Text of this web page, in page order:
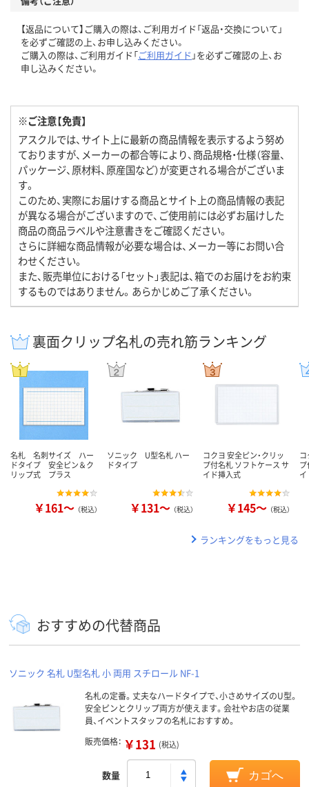
【返品について】ご購入の際は、ご利用ガイド「返品・交換について」
を必ずご確認の上、お申し込みください。
ご購入の際は、ご利用ガイド「ご利用ガイド 」を必ずご確認の上、お
申し込みください。
※ご注意【免責】
アスクルでは、サイト上に最新の商品情報を表示するよう努め
ておりますが、メーカーの都合等により、商品規格・仕様（容量、
パッケージ、原材料、原産国など）が変更される場合がございま
す。
このため、実際にお届けする商品とサイト上の商品情報の表記
が異なる場合がございますので、ご使用前には必ずお届けした
商品の商品ラベルや注意書きをご確認ください。
さらに詳細な商品情報が必要な場合は、メーカー等にお問い合
わせください。
また、販売単位における「セット」表記は、箱でのお届けをお約束
するものではありません。あらかじめご了承ください。
裏面クリップ名札の売れ筋ランキング
名札 名刺サイズ ハー
ドタイプ 安全ピン＆ク
リップ式 プラス
￥161～ （税込）
ソニック U型名札 ハー
ドタイプ
￥131～ （税込）
コクヨ 安全ピン・クリッ
プ付名札 ソフトケース サ
イド挿入式
￥145～ （税込）
コ
ランキングをもっと見る
おすすめの代替商品
ソニック 名札 U型名札 小 両用 スチロール NF-1
名札の定番。丈夫なハードタイプで、小さめサイズのU型。
安全ピンとクリップ両方が使えます。会社やお店の従業
員、イベントスタッフの名札におすすめ。
販売価格： ￥131 (税込)
数量 カゴへ